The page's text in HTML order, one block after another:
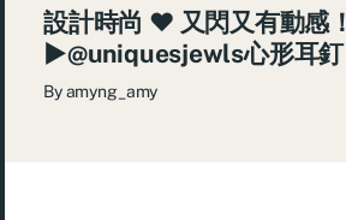
設計時尚 ♥ 又閃又有動感！
►@uniquesjewls心形耳釘
Byamyng_amy